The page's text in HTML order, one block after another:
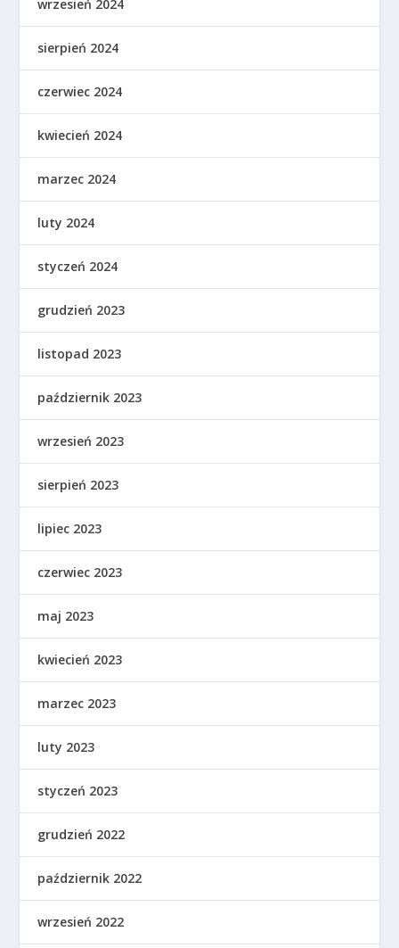
wrzesień 2024
sierpień 2024
czerwiec 2024
kwiecień 2024
marzec 2024
luty 2024
styczeń 2024
grudzień 2023
listopad 2023
październik 2023
wrzesień 2023
sierpień 2023
lipiec 2023
czerwiec 2023
maj 2023
kwiecień 2023
marzec 2023
luty 2023
styczeń 2023
grudzień 2022
październik 2022
wrzesień 2022